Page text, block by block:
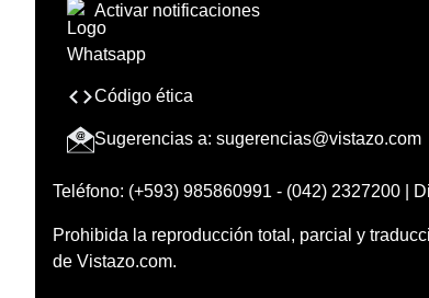
Activar notificaciones
Código ética
Sugerencias a: sugerencias@vistazo.com
Teléfono: (+593) 985860991 - (042) 2327200 |
Prohibida la reproducción total, parcial y
de Vistazo.com.